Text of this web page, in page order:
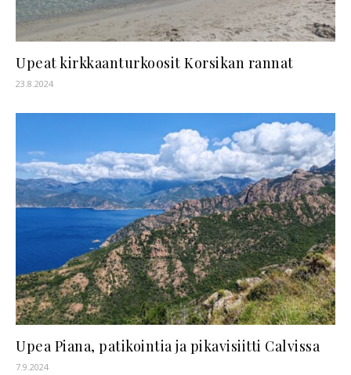
Upeat kirkkaanturkoosit Korsikan rannat
23.8.2024
Upea Piana, patikointia ja pikavisiitti Calvissa
7.9.2024